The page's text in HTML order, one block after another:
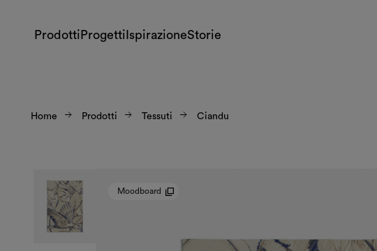
Prodotti Progetti IspirazioneStorie
Home Prodotti Tessuti Ciandu
Moodboard